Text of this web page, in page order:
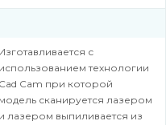
Изготавливается с
использованием технологии
Cad Cam при которой
модель сканируется лазером
и лазером выпиливается из